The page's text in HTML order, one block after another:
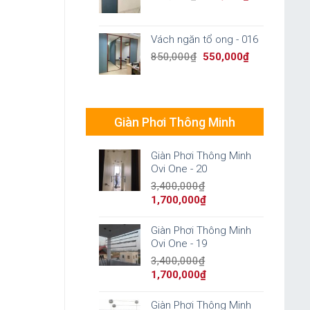
850,000₫.550,000₫.
Vách ngăn tổ ong - 016
850,000₫ Original
550,000₫Current
Giàn Phơi Thông Minh
Giàn Phơi Thông Minh
Ovi One - 20
3,400,000₫
Original
was:
3,400,000₫.
1,700,000₫Current
is:
1,700,000₫.
Giàn Phơi Thông Minh
Ovi One - 19
3,400,000₫
Original
was:
1,700,000₫Current
is:
Giàn Phơi Thông Minh